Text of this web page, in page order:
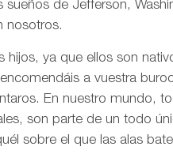
de Jefferson,
nosotros.
hijos, ya que ellos son
a vuestra
En nuestro mundo,
son parte de un todo
sobre el que las alas